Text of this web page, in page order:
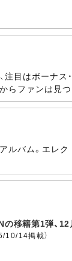
注目はボーナ
らファンは見
ルバム。エレ
の移籍第1弾、
10/14掲載）